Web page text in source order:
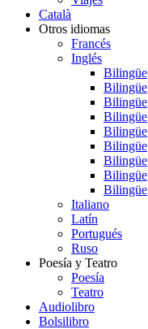
Català
Otros idiomas
Francés
Inglés
Bilingüe
Bilingüe
Bilingüe
Bilingüe
Bilingüe
Bilingüe
Bilingüe
Bilingüe
Bilingüe
Italiano
Latín
Portugués
Ruso
Poesía y Teatro
Poesía
Teatro
Audiolibro
Bolsilibro